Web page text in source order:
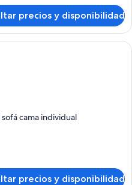
precios y disponibilidad
Una habitación de hotel moderna
cama individual
precios y disponibilidad